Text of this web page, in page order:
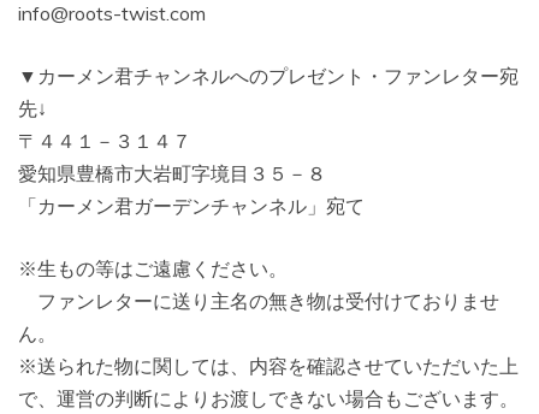
info@roots-twist.com
▼カーメン君チャンネルへのプレゼント・ファンレター宛
先↓
〒４４１－３１４７
愛知県豊橋市大岩町字境目３５－８
「カーメン君ガーデンチャンネル」宛て
※生もの等はご遠慮ください。
ファンレターに送り主名の無き物は受付けておりませ
ん。
※送られた物に関しては、内容を確認させていただいた上
で、運営の判断によりお渡しできない場合もございます。